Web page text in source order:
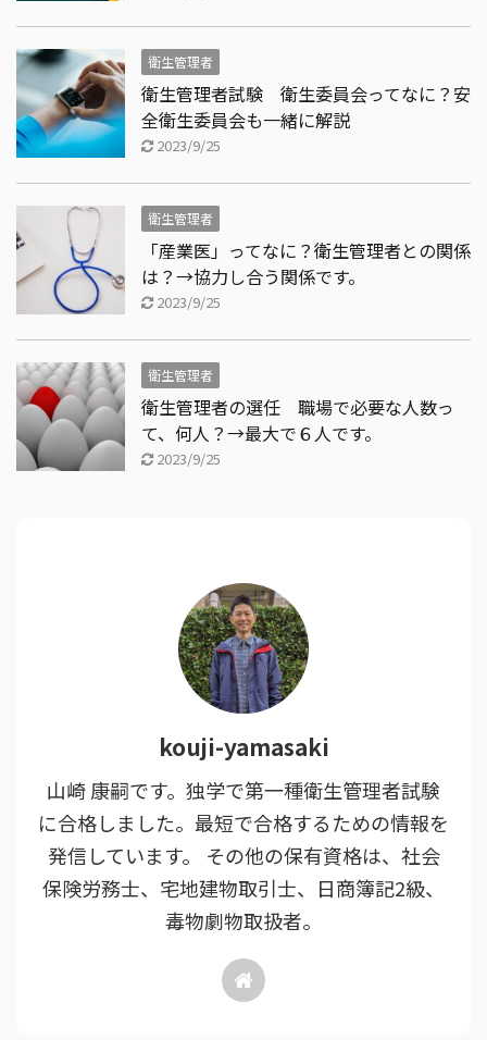
衛生管理者
衛生管理者試験 衛生委員会ってなに？安
全衛生委員会も一緒に解説
2023/9/25
衛生管理者
「産業医」ってなに？衛生管理者との関係
は？→協力し合う関係です。
2023/9/25
衛生管理者
衛生管理者の選任 職場で必要な人数っ
て、何人？→最大で６人です。
2023/9/25
kouji-yamasaki
山崎 康嗣です。独学で第一種衛生管理者試験
に合格しました。最短で合格するための情報を
発信しています。 その他の保有資格は、社会
保険労務士、宅地建物取引士、日商簿記2級、
毒物劇物取扱者。